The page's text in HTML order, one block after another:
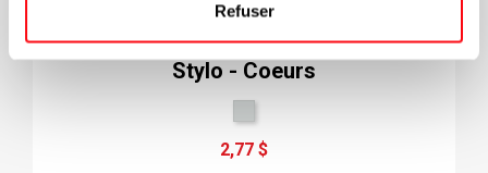
Refuser
Stylo - Coeurs
2,77 $